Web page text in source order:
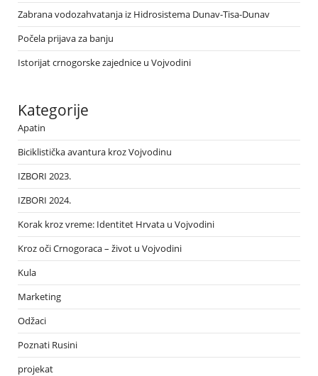
Zabrana vodozahvatanja iz Hidrosistema Dunav-Tisa-Dunav
Počela prijava za banju
Istorijat crnogorske zajednice u Vojvodini
Kategorije
Apatin
Biciklistička avantura kroz Vojvodinu
IZBORI 2023.
IZBORI 2024.
Korak kroz vreme: Identitet Hrvata u Vojvodini
Kroz oči Crnogoraca – život u Vojvodini
Kula
Marketing
Odžaci
Poznati Rusini
projekat